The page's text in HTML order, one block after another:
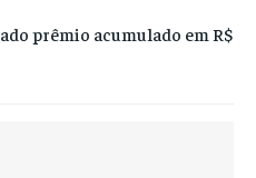
prêmio acumulado em R$